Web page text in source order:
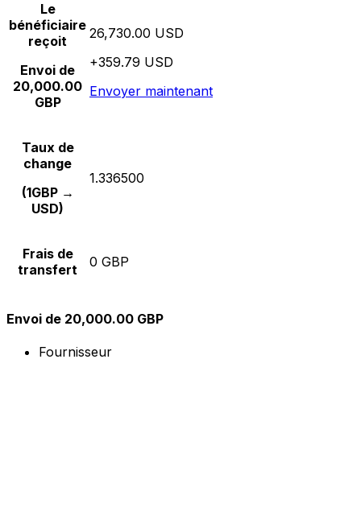
Le
bénéficiaire
reçoit
Envoi de
20,000.00
GBP
26,730.00 USD
+359.79 USD
Envoyer maintenant
Taux de
change
(1GBP →
USD)
1.336500
Frais de
transfert
0 GBP
Envoi de 20,000.00 GBP
Fournisseur